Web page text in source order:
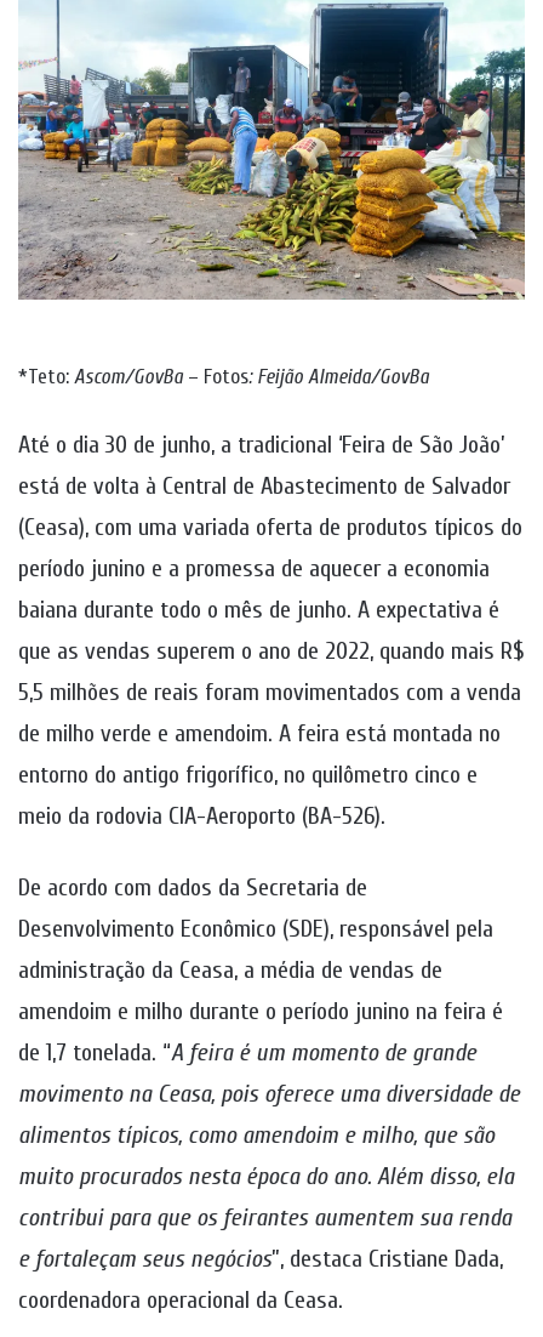
mail
*Teto: Ascom/GovBa – Fotos: Feijão Almeida/GovBa
Até o dia 30 de junho, a tradicional ‘Feira de São João’
está de volta à Central de Abastecimento de Salvador
(Ceasa), com uma variada oferta de produtos típicos do
período junino e a promessa de aquecer a economia
baiana durante todo o mês de junho. A expectativa é
que as vendas superem o ano de 2022, quando mais R$
5,5 milhões de reais foram movimentados com a venda
de milho verde e amendoim. A feira está montada no
entorno do antigo frigorífico, no quilômetro cinco e
meio da rodovia CIA-Aeroporto (BA-526).
De acordo com dados da Secretaria de
Desenvolvimento Econômico (SDE), responsável pela
administração da Ceasa, a média de vendas de
amendoim e milho durante o período junino na feira é
de 1,7 tonelada. “A feira é um momento de grande
movimento na Ceasa, pois oferece uma diversidade de
alimentos típicos, como amendoim e milho, que são
muito procurados nesta época do ano. Além disso, ela
contribui para que os feirantes aumentem sua renda
e fortaleçam seus negócios”, destaca Cristiane Dada,
coordenadora operacional da Ceasa.